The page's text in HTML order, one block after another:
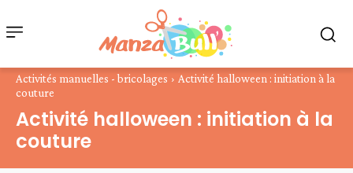
Activités manuelles - bricolages
Activité halloween : initiation à la
couture
Activité halloween : initiation à la
couture